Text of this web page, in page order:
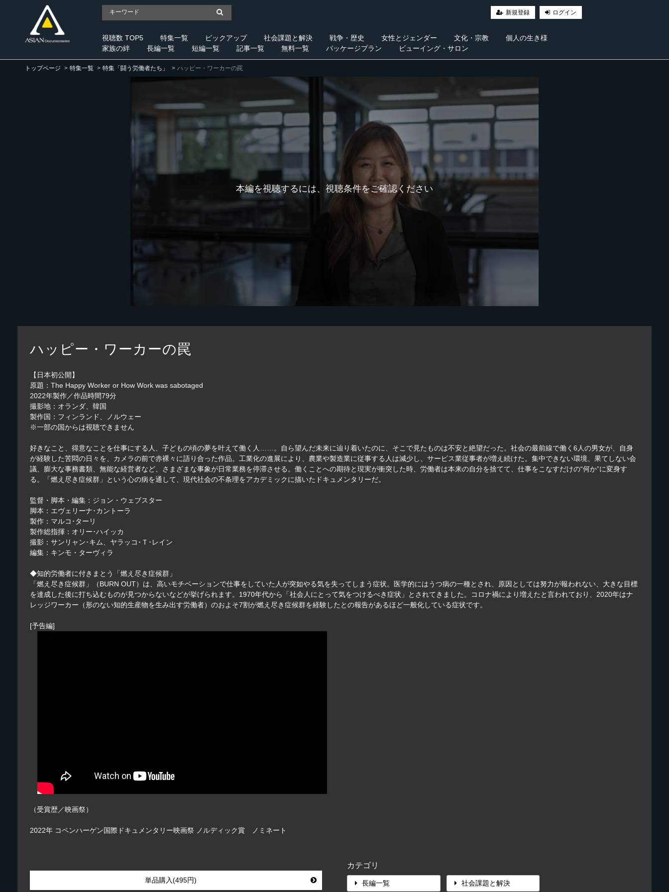
新規登録 ログイン
視聴数 TOP5 特集一覧 ピックアップ 社会課題と解決 戦争・歴史 女性とジェンダー 文化・宗教
個人の生き様
家族の絆
長編一覧 短編一覧 記事一覧 無料一覧 パッケージプラン ビューイング・サロン
トップページ 特集一覧 特集「闘う労働者たち」 ハッピー・ワーカーの罠
本編を視聴するには、視聴条件をご確認ください
ハッピー・ワーカーの罠
【日本初公開】
原題：The Happy Worker or How Work was sabotaged
2022年製作／作品時間79分
撮影地：オランダ、韓国
製作国：フィンランド、ノルウェー
※一部の国からは視聴できません
好きなこと、得意なことを仕事にする人、子どもの頃の夢を叶えて働く人……。自ら望んだ未来に辿り着いたのに、そこで見たものは不安と絶望だった。社会の最前線で働く6人の男女が、自身
が経験した苦悶の日々を、カメラの前で赤裸々に語り合った作品。工業化の進展により、農業や製造業に従事する人は減少し、サービス業従事者が増え続けた。集中できない環境、果てしない会
議、膨大な事務書類、無能な経営者など、さまざまな事象が日常業務を停滞させる。働くことへの期待と現実が衝突した時、労働者は本来の自分を捨てて、仕事をこなすだけの“何か”に変身す
る。「燃え尽き症候群」という心の病を通して、現代社会の不条理をアカデミックに描いたドキュメンタリーだ。
監督・脚本・編集：ジョン・ウェブスター
脚本：エヴェリーナ･カントーラ
製作：マルコ･ターリ
製作総指揮：オリー･ハイッカ
撮影：サンリャン･キム、ヤラッコ･Ｔ･レイン
編集：キンモ・ターヴィラ
◆知的労働者に付きまとう「燃え尽き症候群」
「燃え尽き症候群」（BURN OUT）は、高いモチベーションで仕事をしていた人が突如やる気を失ってしまう症状。医学的にはうつ病の一種とされ、原因としては努力が報われない、大きな目標
を達成した後に打ち込むものが見つからないなどが挙げられます。1970年代から「社会人にとって気をつけるべき症状」とされてきました。コロナ禍により増えたと言われており、2020年はナ
レッジワーカー（形のない知的生産物を生み出す労働者）のおよそ7割が燃え尽き症候群を経験したとの報告があるほど一般化している症状です。
[予告編]
（受賞歴／映画祭）
2022年 コペンハーゲン国際ドキュメンタリー映画祭 ノルディック賞 ノミネート
単品購入(495円)
カテゴリ
長編一覧 社会課題と解決